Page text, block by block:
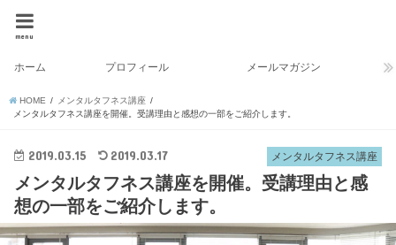
menu
ホーム プロフィール メールマガジン
HOME
メンタルタフネス講座
メンタルタフネス講座を開催。受講理由と感想の一部をご紹介します。
メンタルタフネス講座
2019.03.15 2019.03.17
メンタルタフネス講座を開催。受講理由と感
想の一部をご紹介します。